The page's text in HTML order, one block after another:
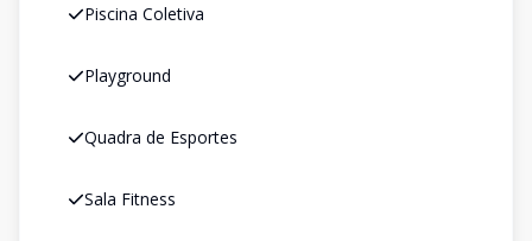
Piscina Coletiva
Playground
Quadra de Esportes
Sala Fitness